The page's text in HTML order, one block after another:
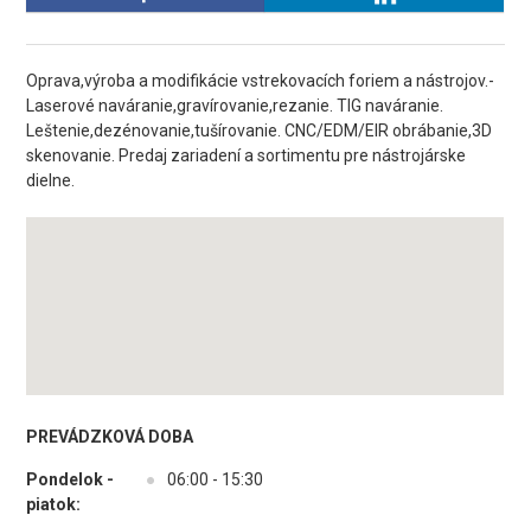
Oprava,výroba a modifikácie vstrekovacích foriem a nástrojov.-
Laserové naváranie,gravírovanie,rezanie. TIG naváranie.
Leštenie,dezénovanie,tušírovanie. CNC/EDM/EIR obrábanie,3D
skenovanie. Predaj zariadení a sortimentu pre nástrojárske
dielne.
PREVÁDZKOVÁ DOBA
Pondelok -
piatok:
● 06:00 - 15:30